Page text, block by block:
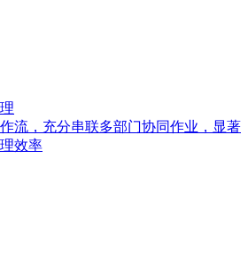
流，充分串联多部门协同作业，显著
效率